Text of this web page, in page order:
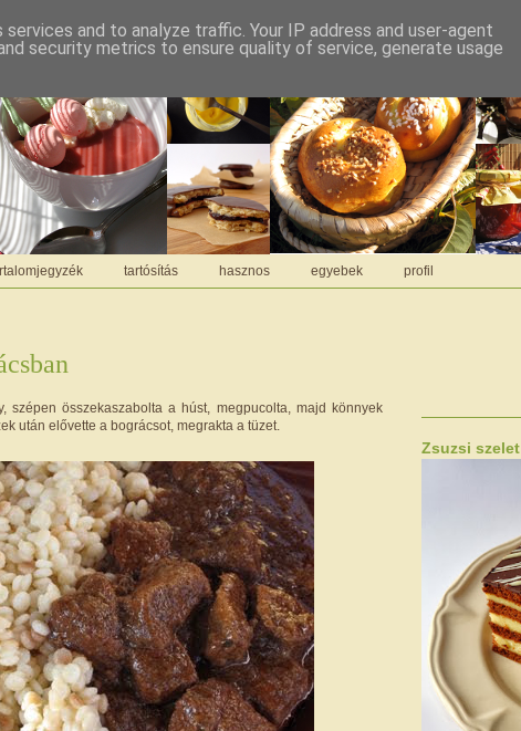
tartósítás hasznos egyebek profil
szépen összekaszabolta a húst, megpucolta, majd könnyek
után elővette a bográcsot, megrakta a tüzet.
Zsuzsi szelet
and to analyze traffic. Your IP address and user-agent
security metrics to ensure quality of service, generate usage